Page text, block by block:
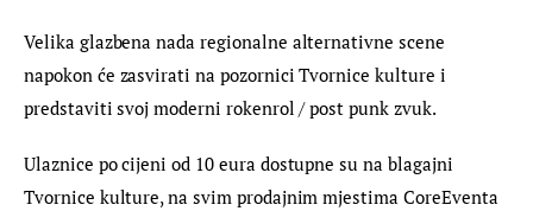
Velika glazbena nada regionalne alternativne scene
napokon će zasvirati na pozornici Tvornice kulture i
predstaviti svoj moderni rokenrol / post punk zvuk.
Ulaznice po cijeni od 10 eura dostupne su na blagajni
Tvornice kulture, na svim prodajnim mjestima CoreEventa